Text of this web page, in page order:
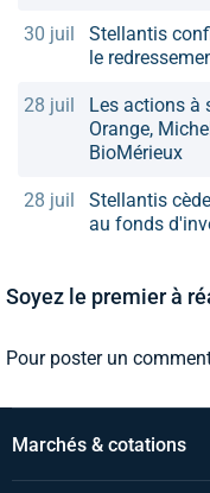
30 juil
Stellantis
le
28 juil
Les actions à
Orange,
BioMérieux
28 juil
Stellantis
au fonds
Soyez le premier à
Pour poster un
Marchés & cotations